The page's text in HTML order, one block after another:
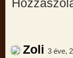
Zoli 3 éve,